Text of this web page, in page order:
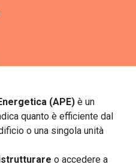
(APE) è un
quanto è efficiente dal
o una singola unità
o accedere a